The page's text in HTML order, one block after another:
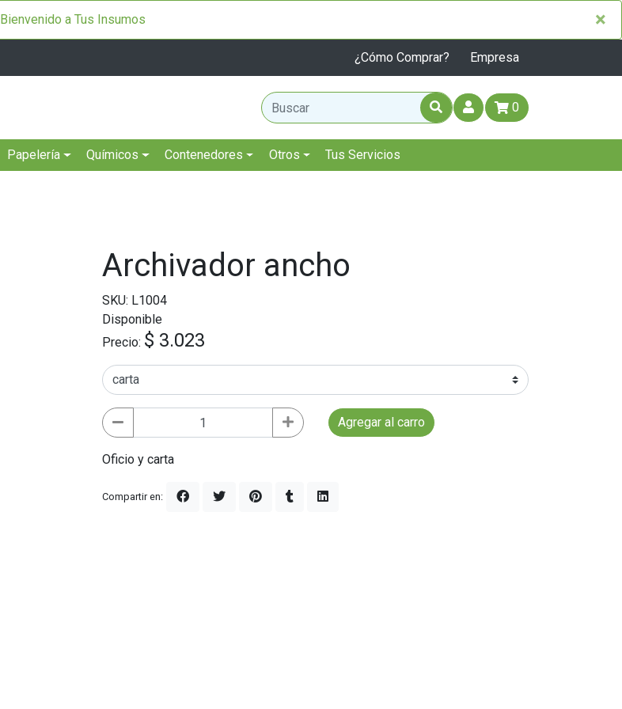
Bienvenido a Tus Insumos ×
×
¿Cómo Comprar? Empresa
0
Papelería Químicos Contenedores Otros Tus Servicios
Archivador ancho
SKU: L1004
Disponible
Precio: $ 3.023
Agregar al carro
Oficio y carta
Compartir en: